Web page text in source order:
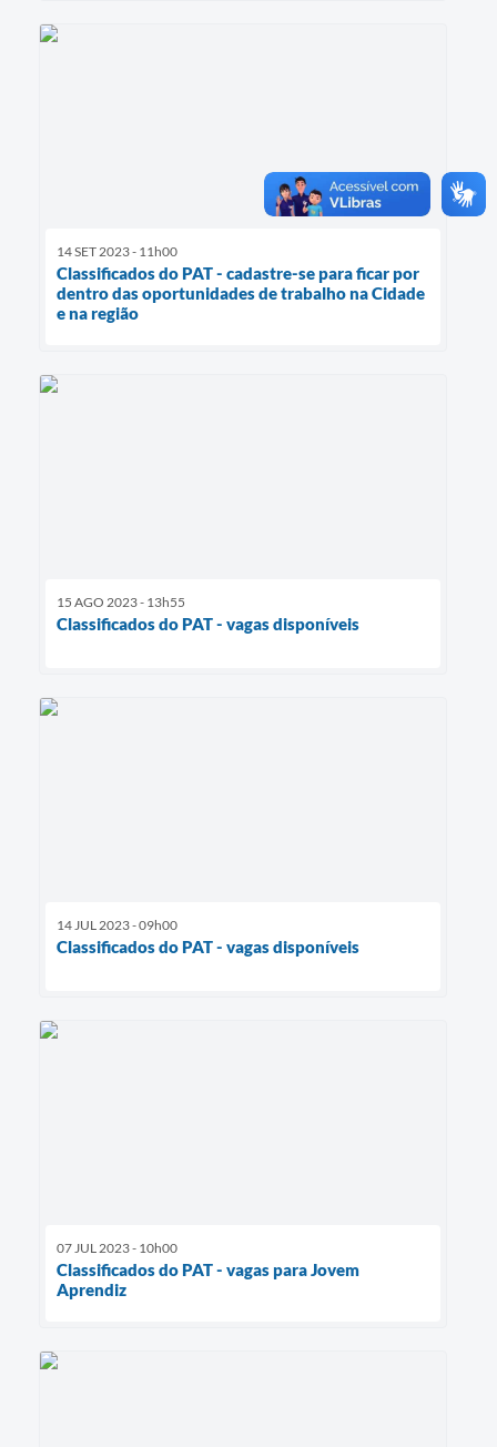
14 SET 2023 - 11h00
Classificados do PAT - cadastre-se para ficar por
dentro das oportunidades de trabalho na Cidade
e na região
15 AGO 2023 - 13h55
Classificados do PAT - vagas disponíveis
14 JUL 2023 - 09h00
Classificados do PAT - vagas disponíveis
07 JUL 2023 - 10h00
Classificados do PAT - vagas para Jovem
Aprendiz